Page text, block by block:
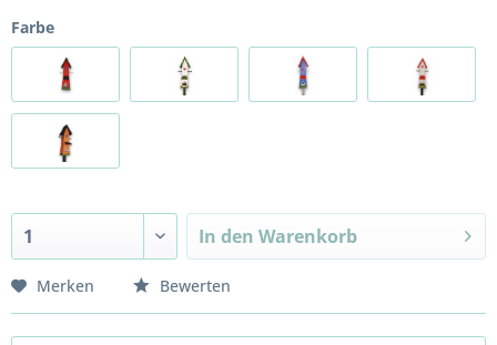
Farbe
In den Warenkorb
Merken Bewerten